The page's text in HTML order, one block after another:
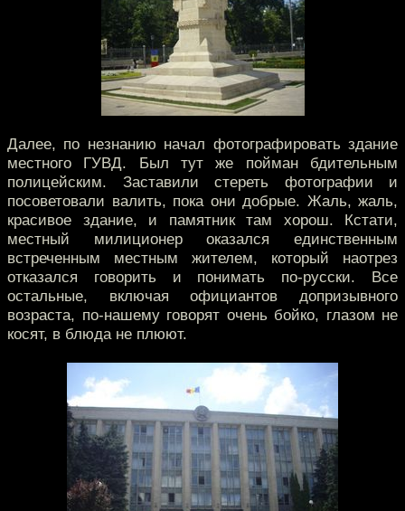
Далее, по незнанию начал фотографировать здание
местного ГУВД. Был тут же пойман бдительным
полицейским. Заставили стереть фотографии и
посоветовали валить, пока они добрые. Жаль, жаль,
красивое здание, и памятник там хорош. Кстати,
местный милиционер оказался единственным
встреченным местным жителем, который наотрез
отказался говорить и понимать по-русски. Все
остальные, включая официантов допризывного
возраста, по-нашему говорят очень бойко, глазом не
косят, в блюда не плюют.